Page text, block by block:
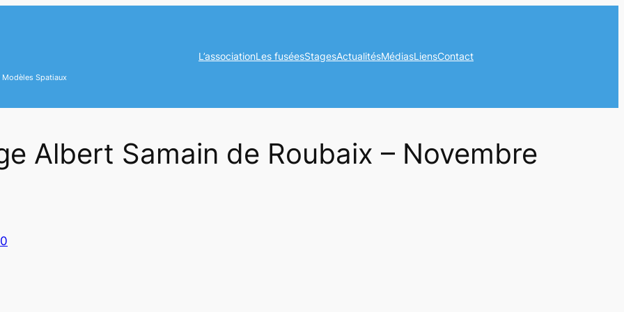
Spatiaux
L’associationLes fuséesStagesActualitésMédiasLiensContact
Albert Samain de Roubaix – Novembre